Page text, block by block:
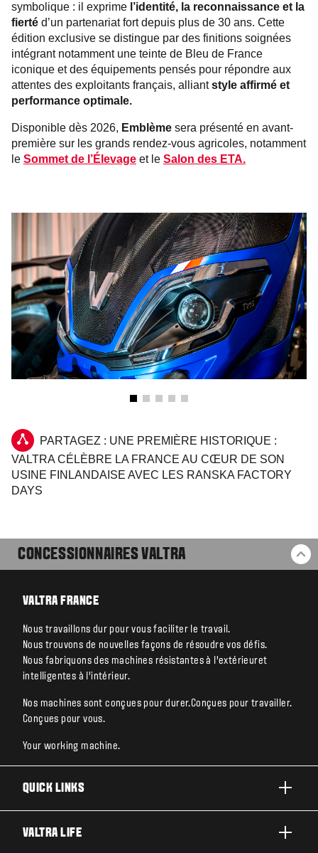
symbolique : il exprime l’identité, la reconnaissance et la
fierté d’un partenariat fort depuis plus de 30 ans. Cette
édition exclusive se distingue par des finitions soignées
intégrant notamment une teinte de Bleu de France
iconique et des équipements pensés pour répondre aux
attentes des exploitants français, alliantstyle affirmé et
performance optimale.
Disponible dès 2026, Emblème sera présenté en avant-
première sur les grands rendez-vous agricoles, notamment
le Sommet de l’Élevage et le Salon des ETA.
PARTAGEZ : UNE PREMIÈRE HISTORIQUE :
VALTRA CÉLÈBRE LA FRANCE AU CŒUR DE SON
USINE FINLANDAISE AVEC LES RANSKA FACTORY
DAYS
CONCESSIONNAIRES VALTRA
VALTRA FRANCE
Nous travaillons dur pour vous faciliter le travail.
Nous trouvons de nouvelles façons de résoudre vos défis.
Nous fabriquons des machines résistantes à l’extérieuret
intelligentes à l’intérieur.
Nos machines sont conçues pour durer.Conçues pour travailler.
Conçues pour vous.
Your working machine.
QUICK LINKS
VALTRA LIFE